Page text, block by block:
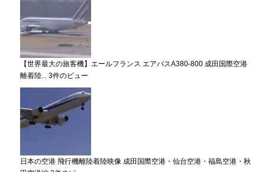
【世界最大の旅客機】エールフランス エアバスA380-800 成田国際空港
離着陸... 3件のビュー
日本の空港 飛行機離陸着陸映像 成田国際空港・仙台空港・福島空港・秋